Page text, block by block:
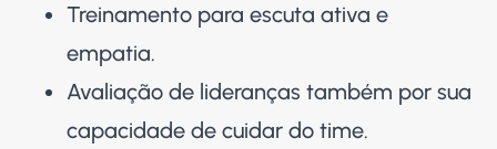
Treinamento para escuta ativa e
empatia.
Avaliação de lideranças também por sua
capacidade de cuidar do time.